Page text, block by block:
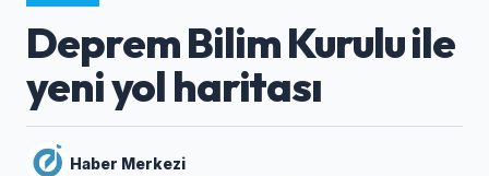
Deprem Bilim Kurulu ile
yeni yol haritası
Haber Merkezi